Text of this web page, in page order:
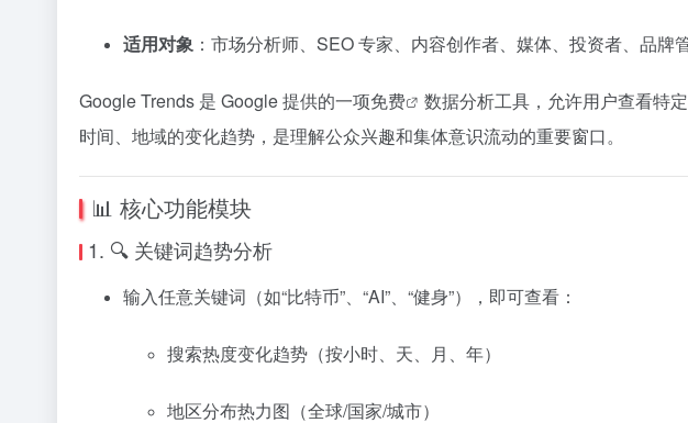
适用对象 ：市场分析师、SEO 专家、内容创作者、媒体、投资者、品牌
Google Trends 是 Google 提供的一项免费
数据分析工具，允许用户查看特
时间、地域的变化趋势，是理解公众兴趣和集体意识流动的重要窗口。
📊 核心功能模块
1. 🔍 关键词趋势分析
输入任意关键词（如“比特币”、“AI”、“健身”），即可查看：
搜索热度变化趋势（按小时、天、月、年）
地区分布热力图（全球/国家/城市）